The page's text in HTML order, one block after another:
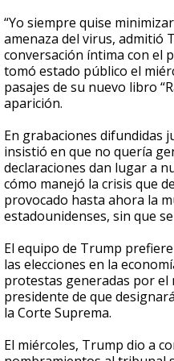
“Yo siempre quise
amenaza del virus, admitió
conversación íntima con el
tomó estado público el
pasajes de su nuevo libro
aparición.
En grabaciones difundidas
insistió en que no quería
declaraciones dan lugar a
cómo manejó la crisis que
provocado hasta ahora la
estadounidenses, sin que
El equipo de Trump
las elecciones en la
protestas generadas por el
presidente de que
la Corte Suprema.
El miércoles, Trump dio a